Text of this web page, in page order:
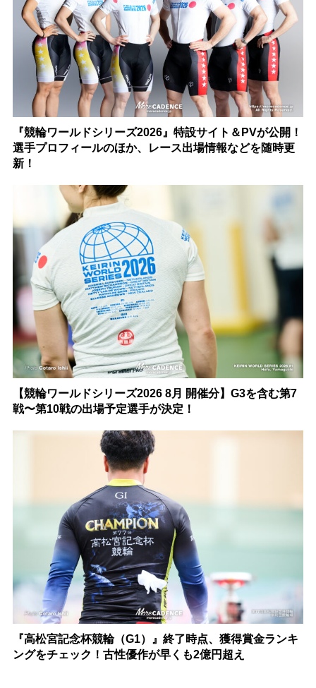
『競輪ワールドシリーズ2026』特設サイト＆PVが公開！
選手プロフィールのほか、レース出場情報などを随時更
新！
【競輪ワールドシリーズ2026 8月 開催分】G3を含む第7
戦〜第10戦の出場予定選手が決定！
『高松宮記念杯競輪（G1）』終了時点、獲得賞金ランキ
ングをチェック！古性優作が早くも2億円超え